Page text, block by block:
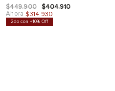
$449.900 $404.910
Ahora $314.930
2do con +10% Off